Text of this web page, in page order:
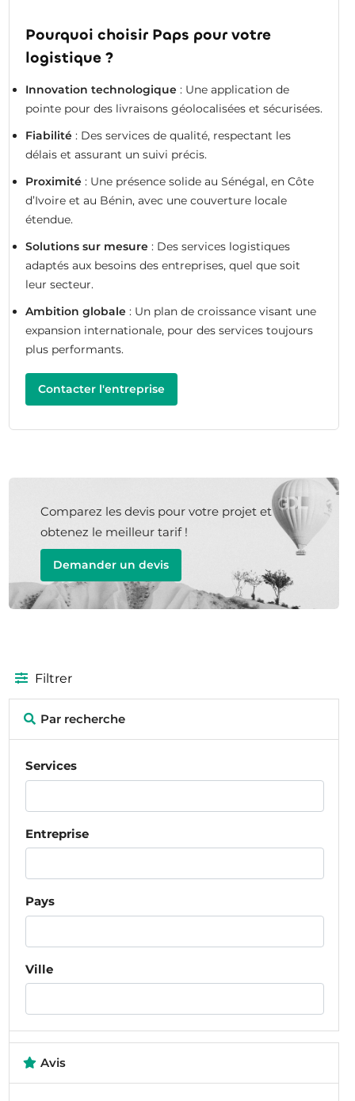
Pourquoi choisir Paps pour votre
logistique ?
Innovation technologique: Une application de
pointe pour des livraisons géolocalisées et sécurisées.
Fiabilité: Des services de qualité, respectant les
délais et assurant un suivi précis.
Proximité: Une présence solide au Sénégal, en Côte
d’Ivoire et au Bénin, avec une couverture locale
étendue.
Solutions sur mesure: Des services logistiques
adaptés aux besoins des entreprises, quel que soit
leur secteur.
Ambition globale: Un plan de croissance visant une
expansion internationale, pour des services toujours
plus performants.
Contacter l'entreprise
Comparez les devis pour votre projet et
obtenez le meilleur tarif !
Demander un devis
Filtrer
Par recherche
Services
Entreprise
Pays
Ville
Avis